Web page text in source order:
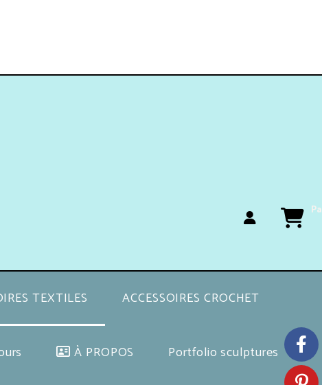
TEXTILES ACCESSOIRES CROCHET
À PROPOS Portfolio sculptures